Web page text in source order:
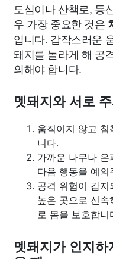
도심이나 산책로, 등
우 가장 중요한 것은
입니다. 갑작스러운
돼지를 놀라게 해 공
의해야 합니다.
멧돼지와 서로
움직이지 않고
니다.
가까운 나무나
다음 행동을 예의
공격 위험이 감
높은 곳으로 신
로 몸을 보호합니
멧돼지가 인지